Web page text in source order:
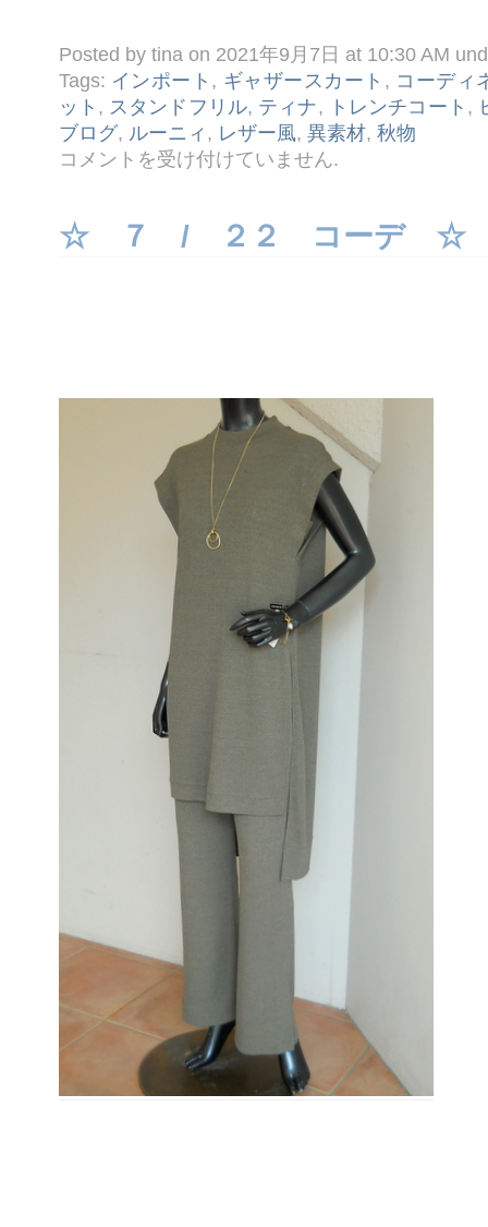
Posted by tina on 2021年9月7日 at 10:30 AM
Tags: インポート , ギャザースカート , コーディ
ット , スタンドフリル, ティナ, トレンチコート ,
ブログ, ルーニィ , レザー風, 異素材, 秋物
☆
９ /
デ
☆
コメントを受け付けていません.
☆ ７ / ２２ コーデ ☆